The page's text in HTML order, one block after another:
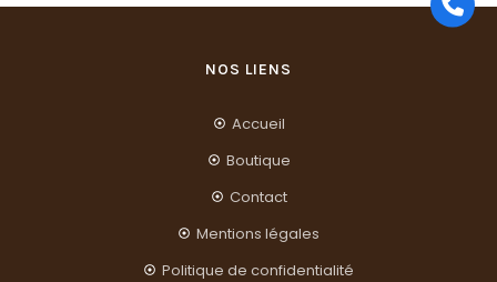
NOS LIENS
Accueil
Boutique
Contact
Mentions légales
Politique de confidentialité